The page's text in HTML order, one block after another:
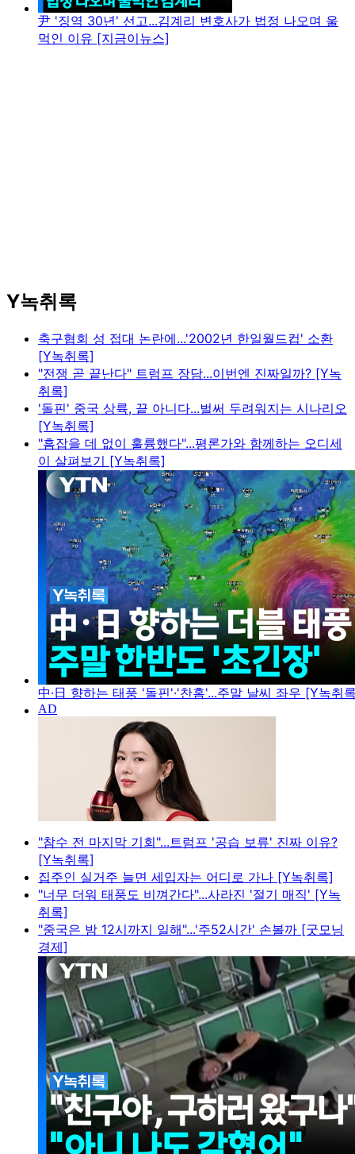
尹 '징역 30년' 선고...김계리 변호사가 법정 나오며 울
먹인 이유 [지금이뉴스]
Y녹취록
축구협회 성 접대 논란에...'2002년 한일월드컵' 소환
[Y녹취록]
"전쟁 곧 끝난다" 트럼프 장담...이번엔 진짜일까? [Y녹
취록]
'돌핀' 중국 상륙, 끝 아니다...벌써 두려워지는 시나리오
[Y녹취록]
"흠잡을 데 없이 훌륭했다"...평론가와 함께하는 오디세
이 살펴보기 [Y녹취록]
中·日 향하는 태풍 '돌핀'·'찬홈'...주말 날씨 좌우 [Y녹취
"참수 전 마지막 기회"...트럼프 '공습 보류' 진짜 이유?
[Y녹취록]
집주인 실거주 늘면 세입자는 어디로 가나 [Y녹취록]
"너무 더워 태풍도 비껴간다"...사라진 '절기 매직' [Y녹
취록]
"중국은 밤 12시까지 일해"...'주52시간' 손볼까 [굿모닝
경제]